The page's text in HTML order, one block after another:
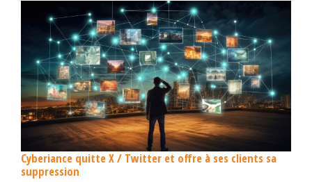
Cyberiance quitte X / Twitter et offre à ses clients sa
suppression